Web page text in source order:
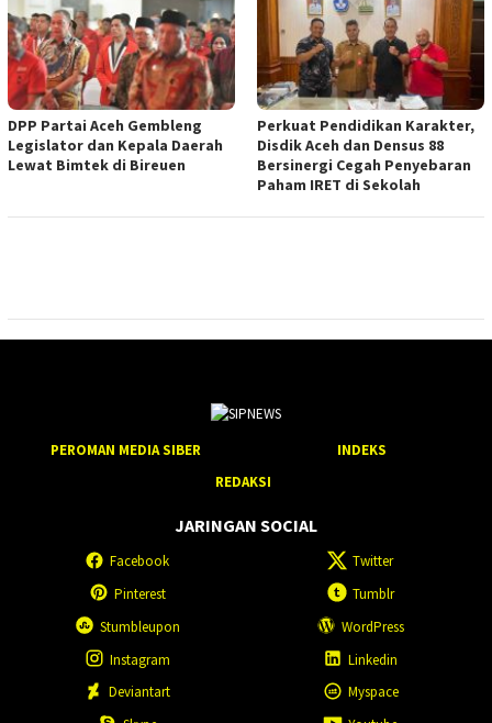
DPP Partai Aceh Gembleng
Legislator dan Kepala Daerah
Lewat Bimtek di Bireuen
Perkuat Pendidikan Karakter,
Disdik Aceh dan Densus 88
Bersinergi Cegah Penyebaran
Paham IRET di Sekolah
PEROMAN MEDIA SIBER
INDEKS
REDAKSI
JARINGAN SOCIAL
Facebook
Twitter
Pinterest
Tumblr
Stumbleupon
WordPress
Instagram
Linkedin
Deviantart
Myspace